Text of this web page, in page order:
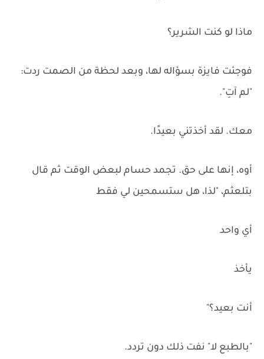
ماذا لو كنت الشرير؟
فوجئت فايزة بسؤاله لها، وبعد لحظة من الصمت ردت:
"لم آتِ".
معك. لقد أخذتني بعيدًا.
أوه، إنها على حق. تجمد حسام لبعض الوقت ثم قال
بتلعثم، "لذا، هل ستسمحين لي فقط
أي واحد
يأخذ
أنت بعيد؟"
"بالطبع لا" نفت ذلك دون تردد.